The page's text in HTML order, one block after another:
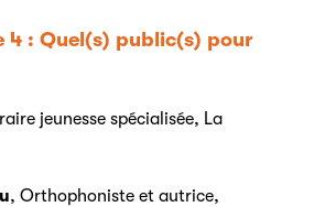
4 : Quel(s) public(s) pour
jeunesse spécialisée, La
, Orthophoniste et autrice,